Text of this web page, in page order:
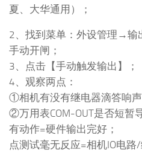
夏、大华通用）；
2、找到菜单：外设管理→输
手动开闸；
3、点击【手动触发输出】；
4、观察两点：
①相机有没有继电器滴答响声
②万用表COM-OUT是否短暂
有动作=硬件输出完好；
点测试毫无反应=相机IO电路/